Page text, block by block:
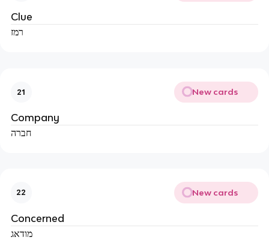
Clue
רמז
21 New cards
Company
חברה
22 New cards
Concerned
מודאג